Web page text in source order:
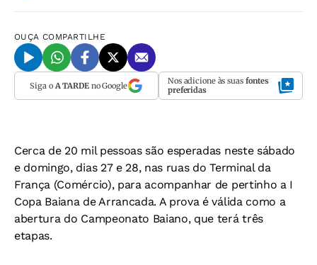
OUÇA COMPARTILHE
Siga o A TARDEno Google Nos adicione às suas fontes
preferidas
Cerca de 20 mil pessoas são esperadas neste sábado
e domingo, dias 27 e 28, nas ruas do Terminal da
França (Comércio), para acompanhar de pertinho a I
Copa Baiana de Arrancada. A prova é válida como a
abertura do Campeonato Baiano, que terá três
etapas.